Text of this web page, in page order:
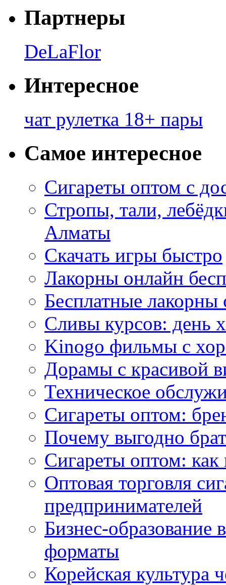
Партнеры
DeLaFlor
Интересное
чат рулетка 18+ пары
Самое интересное
Сигареты оптом с
Стропы, тали,
Алматы
Скачать игры быстро
Лакорны онлайн
Бесплатные лакорны
Сливы курсов: день
Kinogo фильмы с
Дорамы с красивой
Техническое
Сигареты оптом:
Почему выгодно
Сигареты оптом: как
Оптовая торговля
предпринимателей
Бизнес-образование
форматы
Корейская культура